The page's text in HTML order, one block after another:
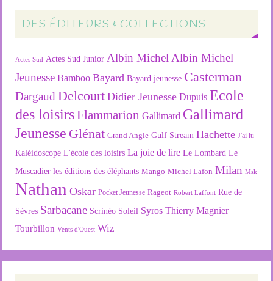
DES ÉDITEURS & COLLECTIONS
Actes Sud Actes Sud Junior Albin Michel Albin Michel
Jeunesse Bamboo Bayard Bayard jeunesse Casterman
Dargaud Delcourt Didier Jeunesse Dupuis Ecole
des loisirsFlammarion Gallimard Gallimard
Jeunesse Glénat Grand Angle Gulf Stream Hachette J'ai lu
Kaléidoscope L'école des loisirs La joie de lire Le Lombard Le
Muscadier les éditions des éléphants Mango Michel Lafon Milan Msk
Nathan Oskar Pocket Jeunesse Rageot Robert Laffont Rue de
Sèvres Sarbacane Scrinéo Soleil Syros Thierry Magnier
Tourbillon Vents d'Ouest Wiz